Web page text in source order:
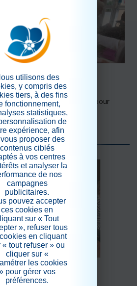
proposés aux résidents pour
lavande.
utilisons des
y compris des
tiers, à des fins
fonctionnement,
statistiques,
de
expérience, afin
proposer des
contenus ciblés
à vos centres
et analyser la
de nos
campagnes
publicitaires.
pouvez accepter
ces cookies en
sur « Tout
», refuser tous
en cliquant
« tout refuser » ou
cliquer sur «
les cookies
pour gérer vos
préférences.